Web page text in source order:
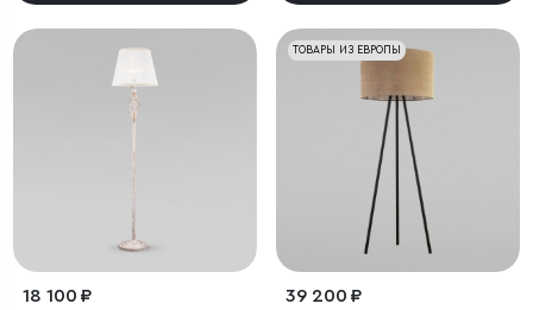
18 100 ₽
ТОВАРЫ ИЗ ЕВРОПЫ
39 200 ₽